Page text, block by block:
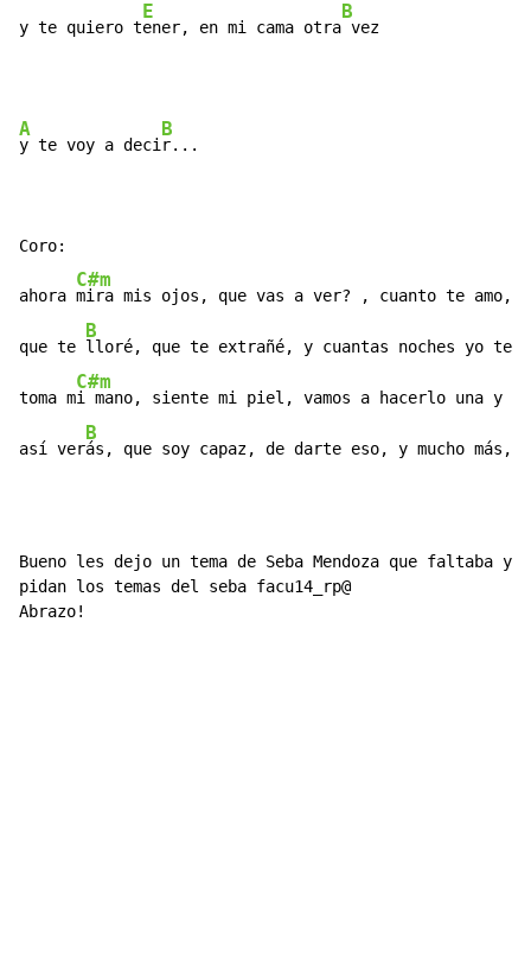
y te quiero t
E
ener, en mi cama otra
B
vez
A
y te voy a deci
B
r...
Coro:
ahora
C#m
mira mis ojos, que vas a ver? , cuanto te amo,
que te
B
lloré, que te extrañé, y cuantas noches yo te
toma m
C#m
i mano, siente mi piel, vamos a hacerlo una y
así ver
B
ás, que soy capaz, de darte eso, y mucho más,
Bueno les dejo un tema de Seba Mendoza que faltaba
pidan los temas del seba facu14_rp@
Abrazo!